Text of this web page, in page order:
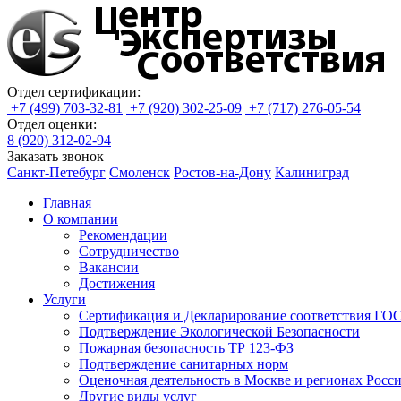
Отдел сертификации:
+7 (499) 703-32-81
+7 (920) 302-25-09 +7 (717) 276-05-54
Отдел оценки:
8 (920) 312-02-94
Заказать звонок
Санкт-Петебург Смоленск Ростов-на-Дону Калиниград
Главная
О компании
Рекомендации
Сотрудничество
Вакансии
Достижения
Услуги
Сертификация и Декларирование соответствия
Подтверждение Экологической Безопасности
Пожарная безопасность ТР 123-ФЗ
Подтверждение санитарных норм
Оценочная деятельность в Москве и регионах
Другие виды услуг